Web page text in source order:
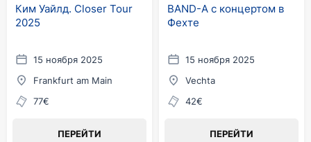
Ким Уайлд. Closer Tour
2025
15 ноября 2025
Frankfurt am Main
77€
ПЕРЕЙТИ
BAND-A с концертом в
Фехте
15 ноября 2025
Vechta
42€
ПЕРЕЙТИ